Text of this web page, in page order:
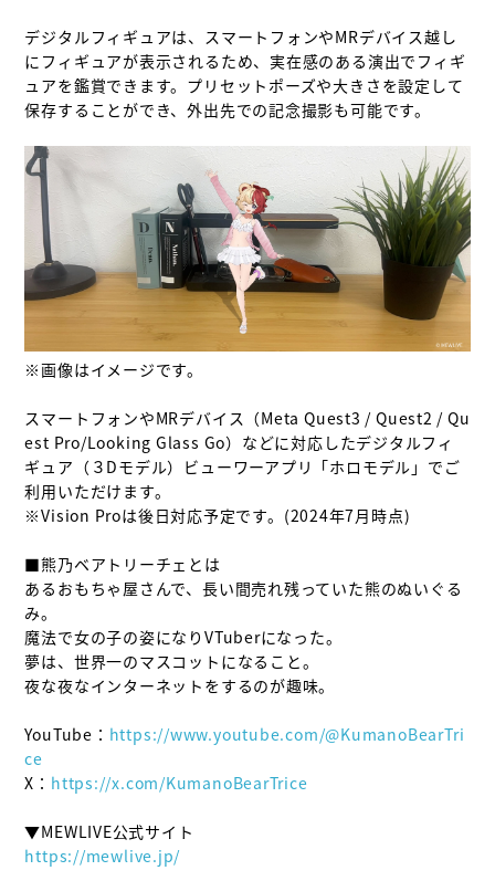
デジタルフィギュアは、スマートフォンやMRデバイス越し
にフィギュアが表示されるため、実在感のある演出でフィギ
ュアを鑑賞できます。プリセットポーズや大きさを設定して
保存することができ、外出先での記念撮影も可能です。
※画像はイメージです。
スマートフォンやMRデバイス（Meta Quest3 / Quest2 / Qu
est Pro/Looking Glass Go）などに対応したデジタルフィ
ギュア（３Dモデル）ビューワーアプリ「ホロモデル」でご
利用いただけます。
※Vision Proは後日対応予定です。(2024年7月時点)
■熊乃ベアトリーチェとは
あるおもちゃ屋さんで、長い間売れ残っていた熊のぬいぐる
み。
魔法で女の子の姿になりVTuberになった。
夢は、世界一のマスコットになること。
夜な夜なインターネットをするのが趣味。
YouTube： https://www.youtube.com/@KumanoBearTri
ce
X： https://x.com/KumanoBearTrice
https://mewlive.jp/